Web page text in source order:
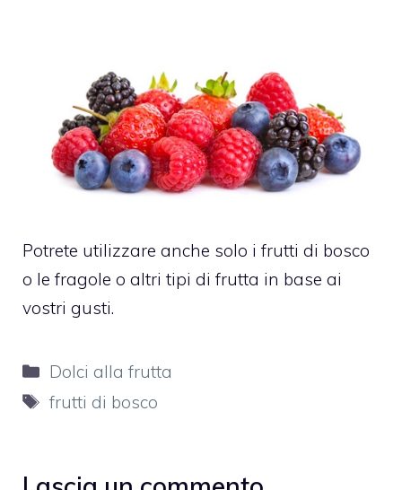
Potrete utilizzare anche solo i frutti di bosco
o le fragole o altri tipi di frutta in base ai
vostri gusti.
Categorie
Dolci alla frutta
Tag
frutti di bosco